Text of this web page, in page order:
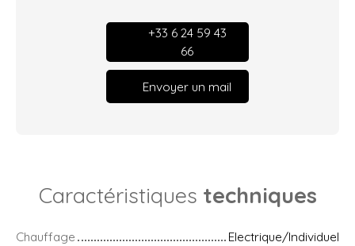
+33 6 24 59 43
66
Envoyer un mail
Caractéristiques techniques
Chauffage
Electrique/Individuel